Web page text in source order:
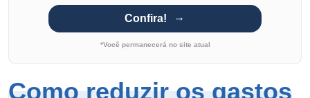
Confira!
*Você permanecerá no site atual
Como reduzir os gastos